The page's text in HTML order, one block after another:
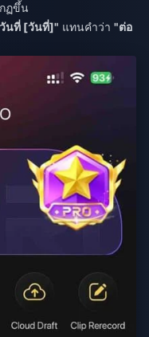
ฏขึ้น
นที่ [วันที่]" แทนคำว่า "ต่อ